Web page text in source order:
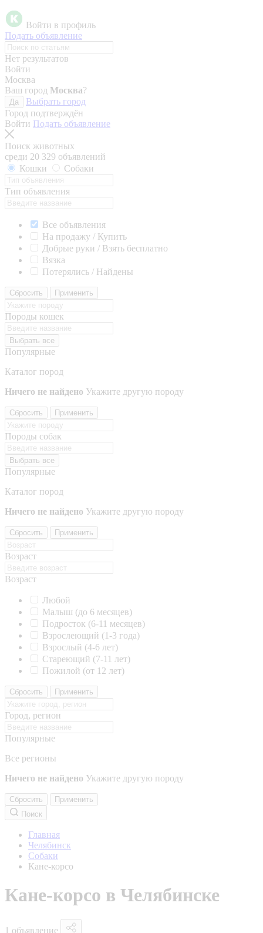
Войти в профиль
Подать объявление
Нет результатов
Войти
Москва
Ваш город Москва?
Да
Выбрать город
Город подтверждён
Войти Подать объявление
Поиск животных
среди 20 329 объявлений
Кошки
Собаки
Тип объявления
Все объявления
На продажу / Купить
Добрые руки / Взять бесплатно
Вязка
Потерялись / Найдены
Сбросить Применить
Породы кошек
Выбрать все
Популярные
Каталог пород
Ничего не найдено Укажите другую породу
Сбросить Применить
Породы собак
Выбрать все
Популярные
Каталог пород
Ничего не найдено Укажите другую породу
Сбросить Применить
Возраст
Возраст
Любой
Малыш (до 6 месяцев)
Подросток (6-11 месяцев)
Взрослеющий (1-3 года)
Взрослый (4-6 лет)
Стареющий (7-11 лет)
Пожилой (от 12 лет)
Сбросить Применить
Город, регион
Популярные
Все регионы
Ничего не найдено Укажите другую породу
Сбросить
Применить
Поиск
Главная
Челябинск
Собаки
Кане-корсо
Кане-корсо в Челябинске
1 объявление